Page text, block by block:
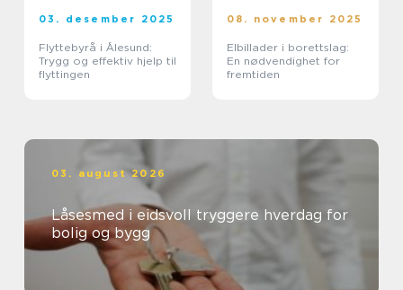
03. desember 2025
Flyttebyrå i Ålesund:
Trygg og effektiv hjelp til
flyttingen
08. november 2025
Elbillader i borettslag:
En nødvendighet for
fremtiden
03. august 2026
Låsesmed i eidsvoll tryggere hverdag for
bolig og bygg